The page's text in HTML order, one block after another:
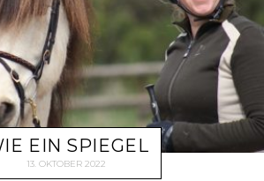
EIN SPIEGEL
13. OKTOBER 2022